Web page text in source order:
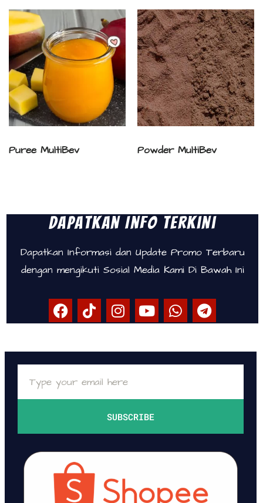
Puree MultiBev Powder MultiBev
Dapatkan Info Terkini
Dapatkan Informasi dan Update Promo Terbaru
dengan mengikuti Sosial Media Kami Di Bawah Ini
SUBSCRIBE